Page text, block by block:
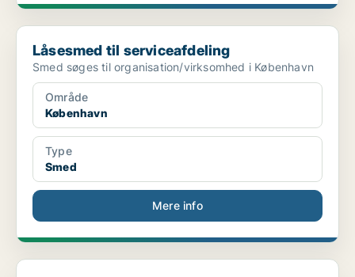
Låsesmed til serviceafdeling
Låsesmed til serviceafdeling
Smed søges til organisation/virksomhed i København
Område
København
Type
Smed
Mere info
[xxxxx]søger Montagemedarbejdere til virksomhed i ...